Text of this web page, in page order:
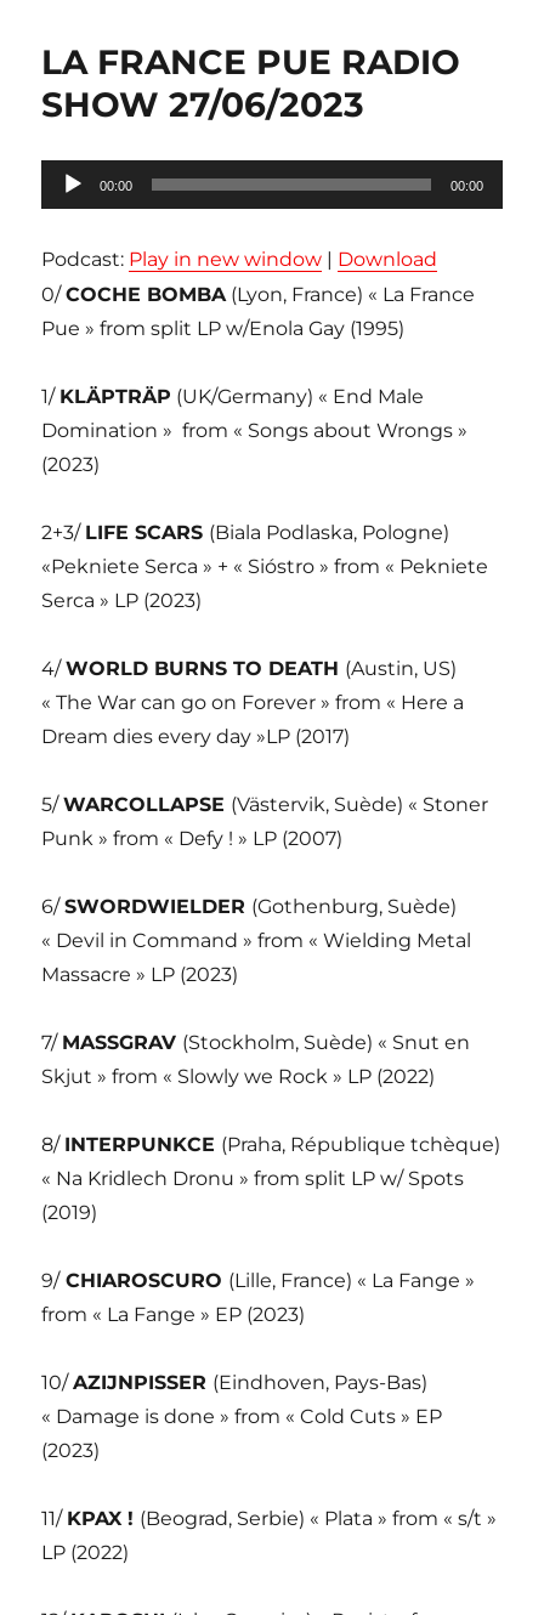
LA FRANCE PUE RADIO
SHOW 27/06/2023
Lecteur
audio
00:00 00:00
Podcast: Play in new window | Download
0/COCHE BOMBA(Lyon, France) « La France
Pue » from split LP w/Enola Gay (1995)
1/ KLÄPTRÄP (UK/Germany) « End Male
Domination » from « Songs about Wrongs »
(2023)
2+3/ LIFE SCARS (Biala Podlaska, Pologne)
«Pekniete Serca » + « Sióstro » from « Pekniete
Serca » LP (2023)
4/WORLD BURNS TO DEATH (Austin, US)
« The War can go on Forever » from « Here a
Dream dies every day »LP (2017)
5/WARCOLLAPSE (Västervik, Suède) « Stoner
Punk » from « Defy ! » LP (2007)
6/SWORDWIELDER (Gothenburg, Suède)
« Devil in Command » from « Wielding Metal
Massacre » LP (2023)
7/ MASSGRAV (Stockholm, Suède) « Snut en
Skjut » from « Slowly we Rock » LP (2022)
8/ INTERPUNKCE (Praha, République tchèque)
« Na Kridlech Dronu » from split LP w/ Spots
(2019)
9/CHIAROSCURO (Lille, France) « La Fange »
from « La Fange » EP (2023)
10/AZIJNPISSER (Eindhoven, Pays-Bas)
« Damage is done » from « Cold Cuts » EP
(2023)
11/ KPAX ! (Beograd, Serbie) « Plata » from « s/t »
LP (2022)